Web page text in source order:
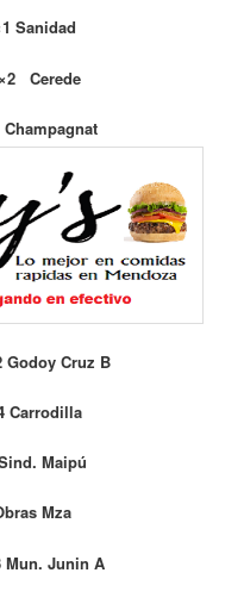
Sanidad
Cerede
Godoy Cruz B
Carrodilla
Maipú
Mza
Mun. Junin A